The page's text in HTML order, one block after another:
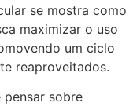
se mostra como
maximizar o uso
um ciclo
reaproveitados.
sobre